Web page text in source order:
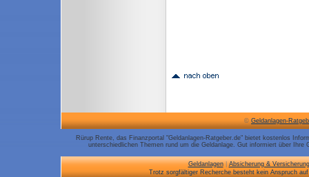
©Geldanlagen-
Rürup Rente, das Finanzportal "Geldanlagen-Ratgeber.de" bietet kostenlos
unterschiedlichen Themen rund um die Geldanlage. Gut informiert über
Geldanlagen|Absicherung &
Trotz sorgfältiger Recherche besteht kein Anspruch